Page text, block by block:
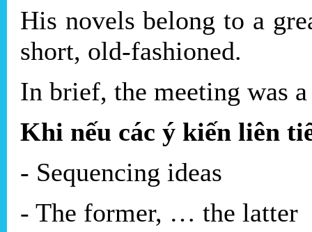
His novels belong to a
short, old-fashioned.
In brief, the meeting was a
Khi nếu các ý kiến liên
- Sequencing ideas
- The former, … the latter